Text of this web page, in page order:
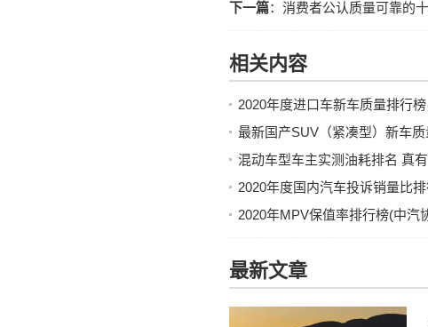
下一篇： 消费者公认质量可靠的
相关内容
2020年度进口车新车质量排行
最新国产SUV（紧凑型）新车
混动车型车主实测油耗排名 真
2020年度国内汽车投诉销量比
2020年MPV保值率排行榜(中汽
最新文章